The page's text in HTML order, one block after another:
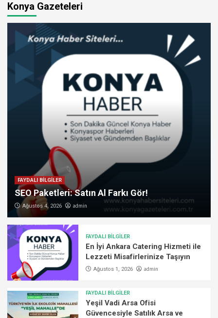
Konya Gazeteleri
FAYDALI BİLGİLER
SEO Paketleri: Satın Al Farkı Gör!
Ağustos 4, 2026 admin
FAYDALI BİLGİLER
En İyi Ankara Catering Hizmeti ile
Lezzeti Misafirlerinize Taşıyın
Ağustos 1, 2026 admin
FAYDALI BİLGİLER
Yeşil Vadi Arsa Ofisi
Güvencesiyle Satılık Arsa ve